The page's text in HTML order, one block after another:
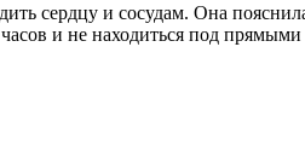
сердцу и сосудам. Она
и не находиться под